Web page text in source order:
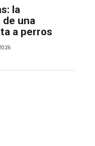
la
una
a perros